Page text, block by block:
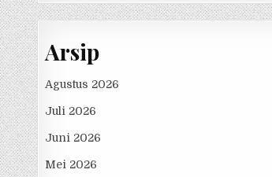
Arsip
Agustus 2026
Juli 2026
Juni 2026
Mei 2026